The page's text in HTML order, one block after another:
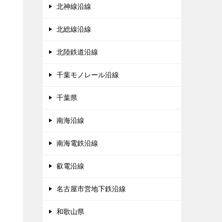
北神線沿線
北総線沿線
北陸鉄道沿線
千葉モノレール沿線
千葉県
南海沿線
南海電鉄沿線
叡電沿線
名古屋市営地下鉄沿線
和歌山県